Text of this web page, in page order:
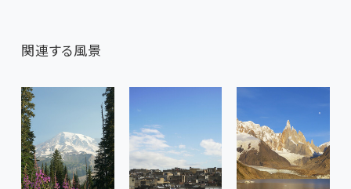
関連する風景